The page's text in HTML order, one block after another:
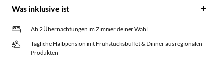
Was inklusive ist
Ab 2 Übernachtungen im Zimmer deiner Wahl
Tägliche Halbpension mit Frühstücksbuffet & Dinner aus regionalen
Produkten